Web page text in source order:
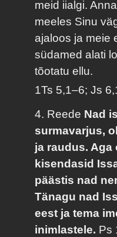
meid iialgi.
meeles Sinu
ajaloos ja meie
südamed alati
tõotatu ellu.
1Ts 5,1–6; Js
4. Reede Nad
surmavarjus,
ja raudus. Aga
kisendasid
päästis nad
Tänagu nad
eest ja tema
inimlastele. Ps